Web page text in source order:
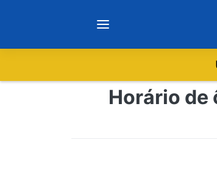
Notícias
Horário de